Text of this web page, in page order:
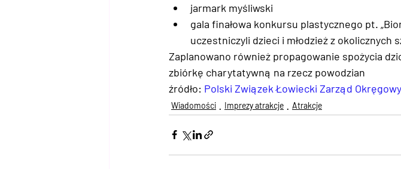
jarmark myśliwski
gala finałowa konkursu plastycznego pt.
uczestniczyli dzieci i młodzież z okolicznych
Zaplanowano również propagowanie spożycia
zbiórkę charytatywną na rzecz powodzian
źródło: Polski Związek Łowiecki Zarząd
Wiadomości Imprezy atrakcje Atrakcje